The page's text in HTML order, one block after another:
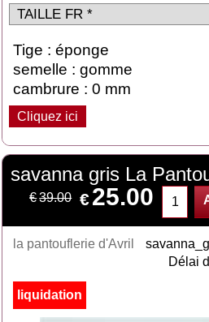
Tige : éponge
semelle : gomme
cambrure : 0 mm
Cliquez ici
savanna gris La
€39.00 €25.00
la pantouflerie d'Avril
Délai
liquidation